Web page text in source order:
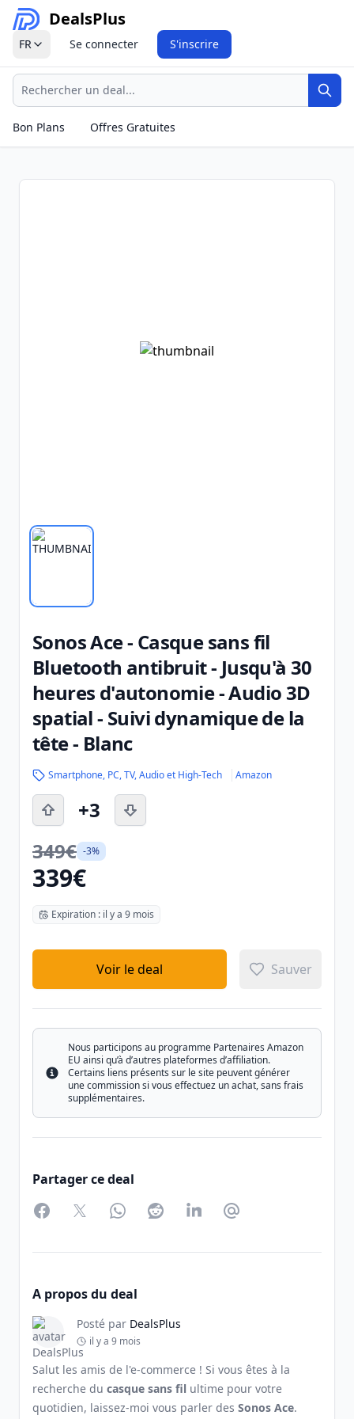
DealsPlus
FR Se connecter S'inscrire
Recherche
Bon Plans
Offres Gratuites
Sonos Ace - Casque sans fil
Bluetooth antibruit - Jusqu'à 30
heures d'autonomie - Audio 3D
spatial - Suivi dynamique de la
tête - Blanc
Smartphone, PC, TV, Audio et High-Tech Amazon
+3
349€ -3%
339€
Expiration : il y a 9 mois
Voir le deal Sauver
Info
Nous participons au programme Partenaires Amazon
EU ainsi qu’à d’autres plateformes d’affiliation.
Certains liens présents sur le site peuvent générer
une commission si vous effectuez un achat, sans frais
supplémentaires.
Partager ce deal
FacebookTwitterWhatsAppRedditLinkedInPartager par Email
A propos du deal
Posté par DealsPlus
il y a 9 mois
Salut les amis de l'e-commerce ! Si vous êtes à la
recherche du casque sans fil ultime pour votre
quotidien, laissez-moi vous parler des Sonos Ace.